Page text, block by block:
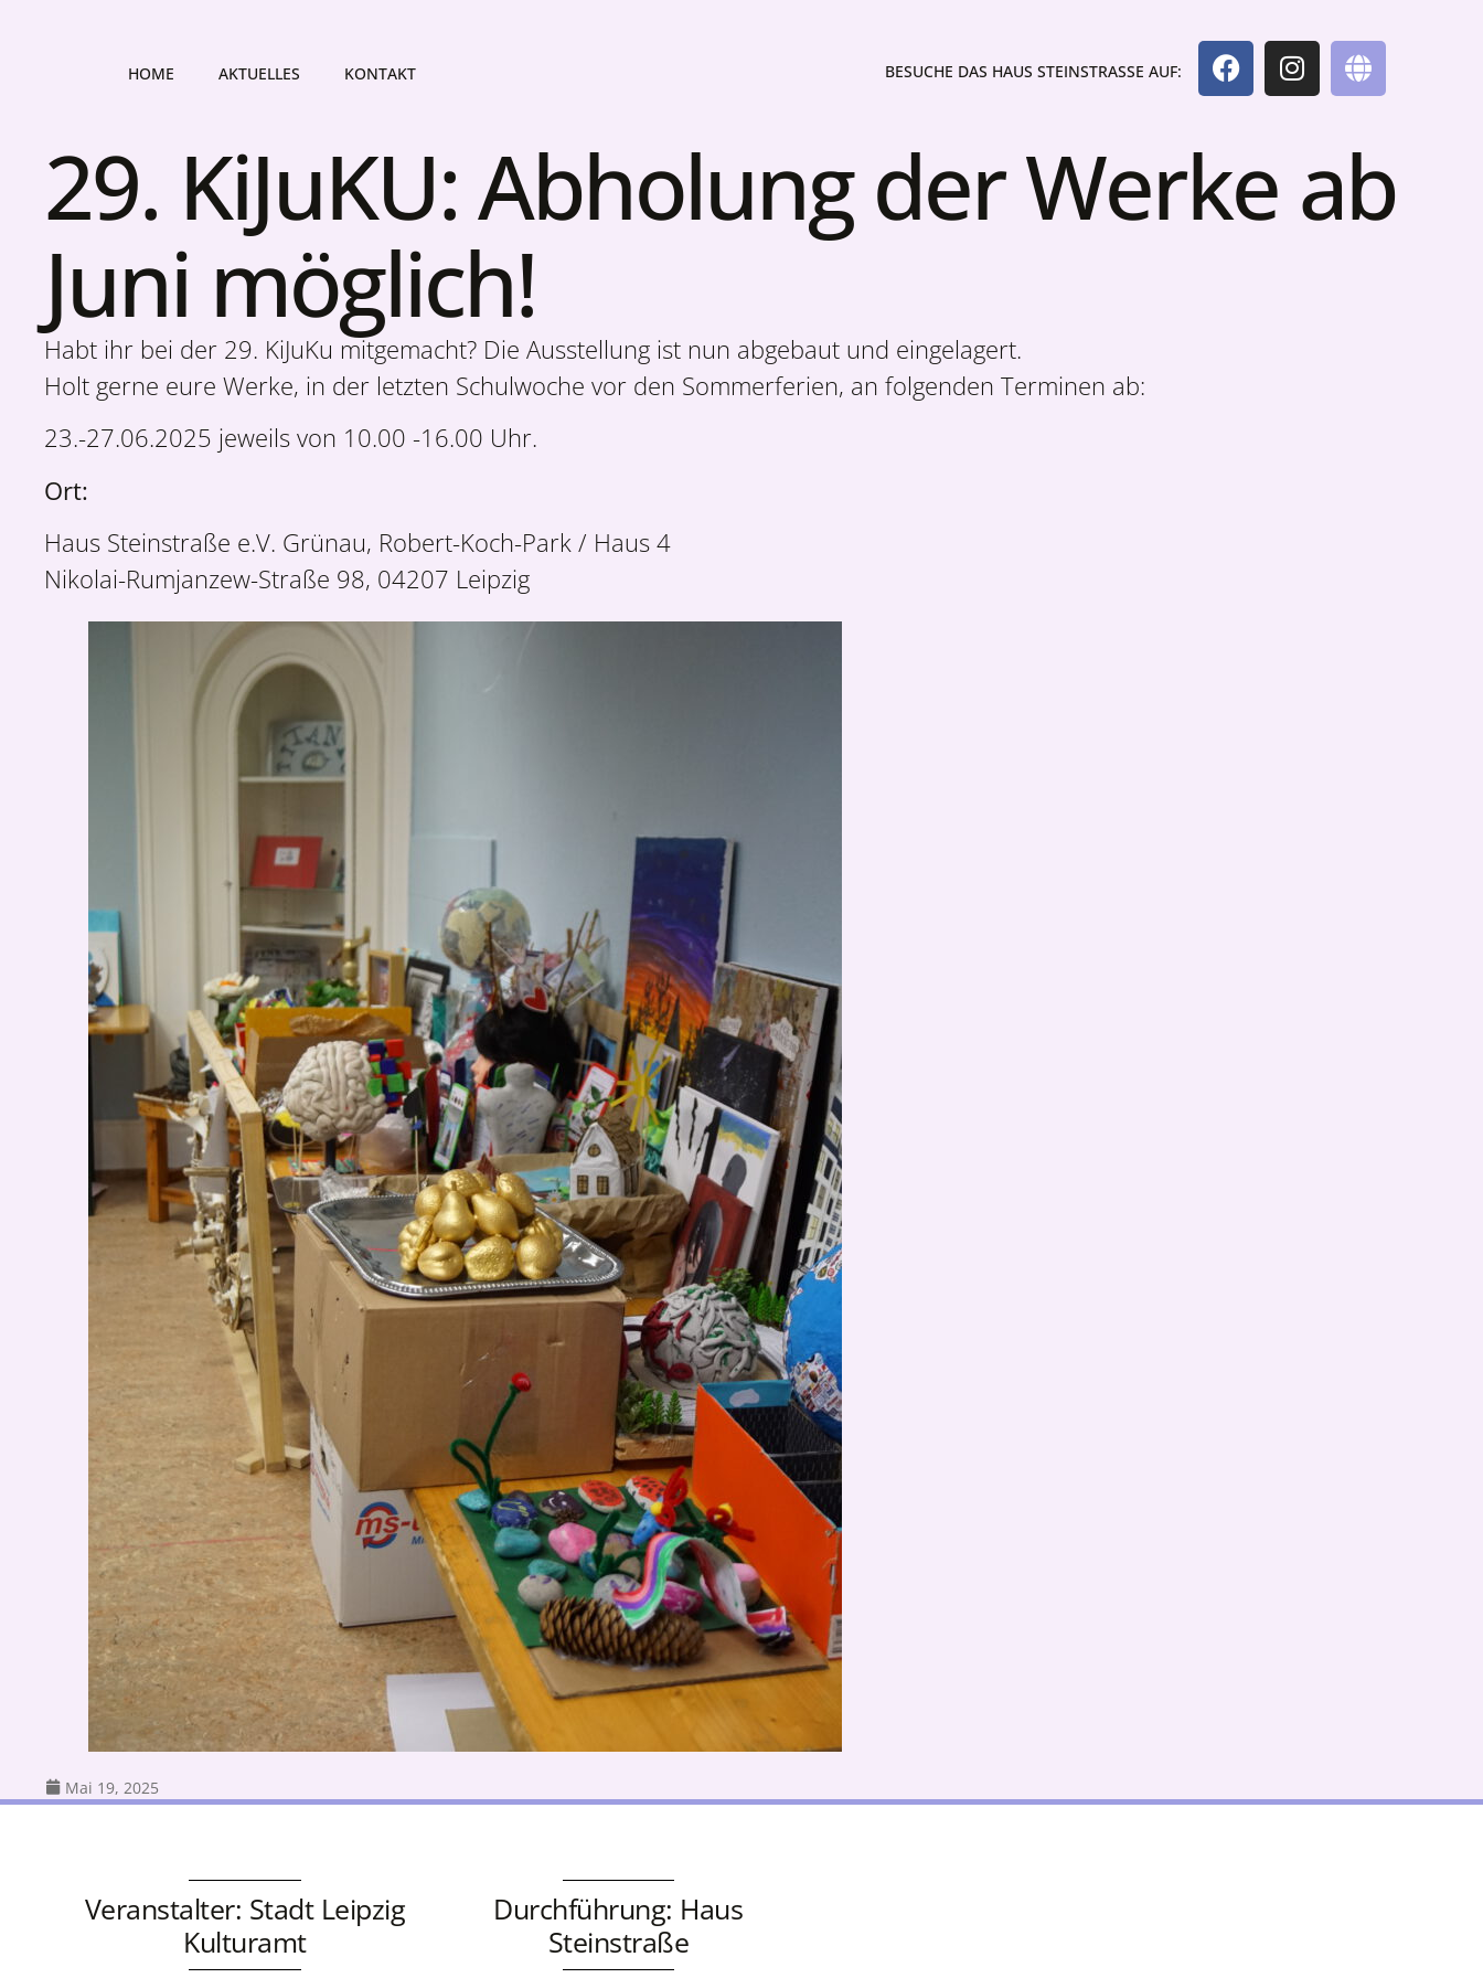
HOME AKTUELLES KONTAKT BESUCHE DAS HAUS STEINSTRASSE AUF:
29. KiJuKU: Abholung der Werke ab
Juni möglich!
Habt ihr bei der 29. KiJuKu mitgemacht? Die Ausstellung ist nun abgebaut und eingelagert.
Holt gerne eure Werke, in der letzten Schulwoche vor den Sommerferien, an folgenden Terminen ab:
23.-27.06.2025 jeweils von 10.00 -16.00 Uhr.
Ort:
Haus Steinstraße e.V. Grünau, Robert-Koch-Park / Haus 4
Nikolai-Rumjanzew-Straße 98, 04207 Leipzig
Mai 19, 2025
Veranstalter: Stadt Leipzig
Kulturamt
Durchführung: Haus
Steinstraße